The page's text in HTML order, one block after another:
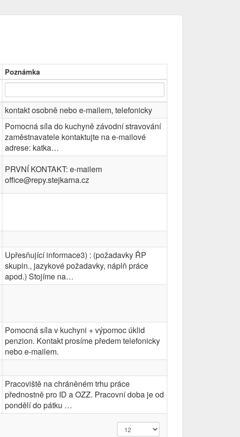
Poznámka
kontakt osobně nebo e-mailem, telefonicky
Pomocná síla do kuchyně závodní stravování
zaměstnavatele kontaktujte na e-mailové
adrese: katka…
PRVNÍ KONTAKT: e-mailem
office@repy.stejkarna.cz
Upřesňující informace3) : (požadavky ŘP
skupin., jazykové požadavky, náplň práce
apod.) Stojíme na…
Pomocná síla v kuchyni + výpomoc úklid
penzion. Kontakt prosíme předem telefonicky
nebo e-mailem.
Pracoviště na chráněném trhu práce
přednostně pro ID a OZZ. Pracovní doba je od
pondělí do pátku …